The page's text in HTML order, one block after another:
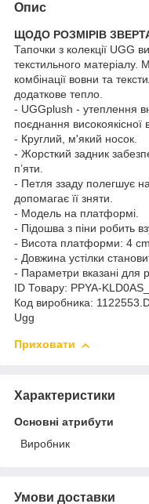
Опис
ЩОДО РОЗМІРІВ
Тапочки з колекції UGG
текстильного матеріалу.
комбінації вовни та
додаткове тепло.
- UGGplush - утеплення
поєднання високоякісної
- Круглий, м'який носок.
- Жорсткий задник
п’яти.
- Петля ззаду полегшує
допомагає її зняти.
- Модель на платформі.
- Підошва з піни робить
- Висота платформи: 4
- Довжина устілки
- Параметри вказані для
ID Товару: PPYA-
Код виробника:
Ugg
Приховати
Характеристики
Основні атрибути
Виробник
Умови доставки